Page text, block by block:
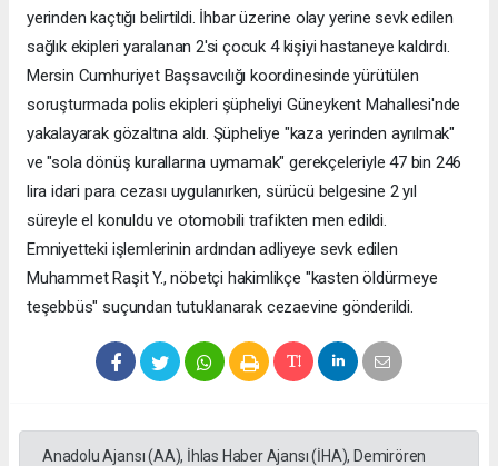
yerinden kaçtığı belirtildi. İhbar üzerine olay yerine sevk edilen
sağlık ekipleri yaralanan 2'si çocuk 4 kişiyi hastaneye kaldırdı.
Mersin Cumhuriyet Başsavcılığı koordinesinde yürütülen
soruşturmada polis ekipleri şüpheliyi Güneykent Mahallesi'nde
yakalayarak gözaltına aldı. Şüpheliye "kaza yerinden ayrılmak"
ve "sola dönüş kurallarına uymamak" gerekçeleriyle 47 bin 246
lira idari para cezası uygulanırken, sürücü belgesine 2 yıl
süreyle el konuldu ve otomobili trafikten men edildi.
Emniyetteki işlemlerinin ardından adliyeye sevk edilen
Muhammet Raşit Y., nöbetçi hakimlikçe "kasten öldürmeye
teşebbüs" suçundan tutuklanarak cezaevine gönderildi.
Anadolu Ajansı (AA), İhlas Haber Ajansı (İHA), Demirören